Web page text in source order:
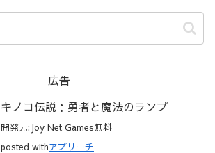
広告
キノコ伝説：勇者と魔法のランプ
開発元: Joy Net Games無料
posted withアプリーチ